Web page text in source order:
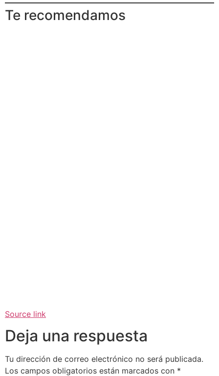
Te recomendamos
Source link
Deja una respuesta
Tu dirección de correo electrónico no será publicada.
Los campos obligatorios están marcados con *